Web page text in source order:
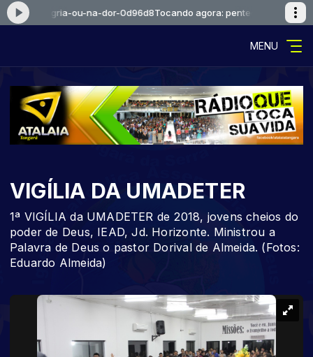
na-alegria-ou-na-dor-0d96d8Tocando agora: pentecostal-na-
MENU
VIGÍLIA DA UMADETER
1ª VIGÍLIA da UMADETER de 2018, jovens cheios do
poder de Deus, IEAD, Jd. Horizonte. Ministrou a
Palavra de Deus o pastor Dorival de Almeida. (Fotos:
Eduardo Almeida)